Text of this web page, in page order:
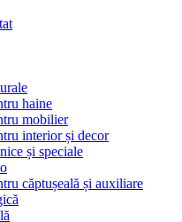
haine
mobilier
interior și decor
și speciale
căptușeală și auxiliare